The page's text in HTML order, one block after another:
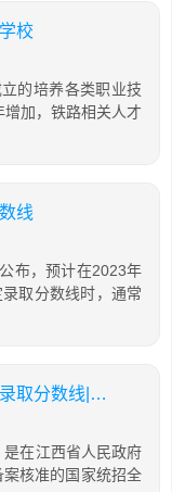
校
的培养各类职业技
加，铁路相关人才
线
布，预计在2023年
取分数线时，通常
【江西泰豪动漫职业学院单招】2026录取分数线|招生专业录取计划查询
在江西省人民政府
案核准的国家统招全